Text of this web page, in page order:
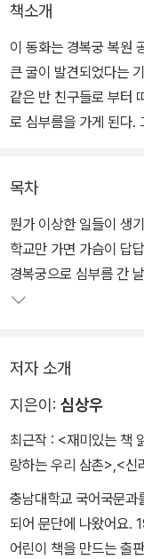
책소개
이 동화는 경복궁 복원
큰 굴이 발견되었다는
같은 반 친구들로 부터
로 심부름을 가게 된다. 그곳에서 마법의
작가는 어린 시절 경복
을 여러 번 찾으면서 느
다고 한다. 특히 화려한
보며 상상을 키워나갔다.
날들을 견뎌 내고 지금
궁, 그 안에서 살아가는
열어가는 지혜와 용기
목차
뭔가 이상한 일들이 생
학교만 가면 가슴이 답
경복궁으로 심부름 간 날
저자 소개
지은이: 심상우
최근작 : <재미있는 책
랑하는 우리 삼촌>,<신
충남대학교 국어국문과
되어 문단에 나왔어요.
어린이 책을 만드는 출